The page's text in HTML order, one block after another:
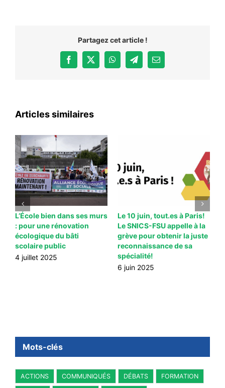
Partagez cet article !
Facebook
X WhatsAppTelegramEmail
Articles similaires
L’École bien dans ses murs
: pour une rénovation
écologique du bâti
scolaire public
4 juillet 2025
Le 10 juin, tout.es à Paris!
Le SNICS-FSU appelle à la
grève pour obtenir la juste
reconnaissance de sa
spécialité!
6 juin 2025
Mots-clés
ACTIONS COMMUNIQUÉS DÉBATS FORMATION